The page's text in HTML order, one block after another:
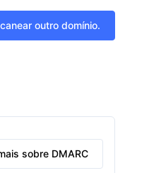
outro domínio.
sobre DMARC